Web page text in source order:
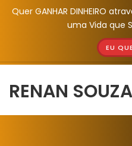
Quer GANHAR DINHEIRO
uma Vida que
EU
RENAN SOUZA